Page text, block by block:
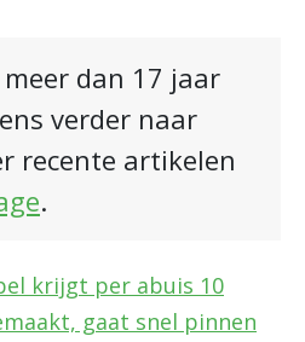
dan 17 jaar
verder naar
recente artikelen
.
krijgt per abuis 10
gaat snel pinnen